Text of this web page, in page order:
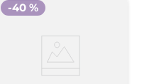
-40 %